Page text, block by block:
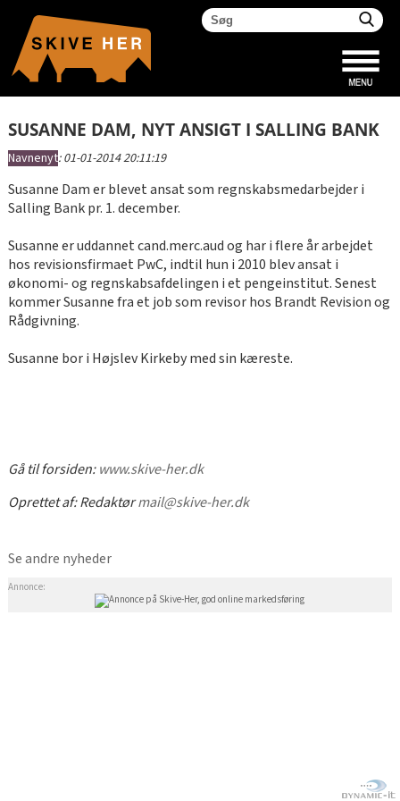
SUSANNE DAM, NYT ANSIGT I SALLING BANK
Navnenyt:01-01-2014 20:11:19
Susanne Dam er blevet ansat som regnskabsmedarbejder i
Salling Bank pr. 1. december.
Susanne er uddannet cand.merc.aud og har i flere år arbejdet
hos revisionsfirmaet PwC, indtil hun i 2010 blev ansat i
økonomi- og regnskabsafdelingen i et pengeinstitut. Senest
kommer Susanne fra et job som revisor hos Brandt Revision og
Rådgivning.
Susanne bor i Højslev Kirkeby med sin kæreste.
Gå til forsiden:www.skive-her.dk
Oprettet af:Redaktørmail@skive-her.dk
Se andre nyheder
Annonce: